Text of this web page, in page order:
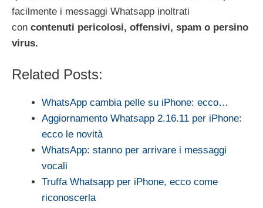
facilmente i messaggi Whatsapp inoltrati
con contenuti pericolosi, offensivi, spam o persino
virus.
Related Posts:
WhatsApp cambia pelle su iPhone: ecco…
Aggiornamento Whatsapp 2.16.11 per iPhone:
ecco le novità
WhatsApp: stanno per arrivare i messaggi
vocali
Truffa Whatsapp per iPhone, ecco come
riconoscerla